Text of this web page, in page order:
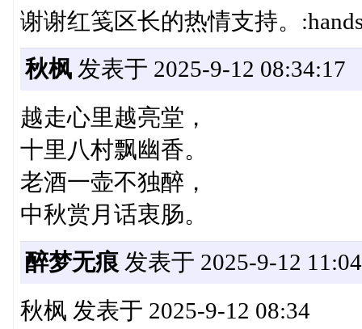
谢谢红笺区长的热情支持。
秋枫发表于 2025-9-12 08:34:17
越走心里越亮堂，
十里八村飘幽香。
老酒一壶不独醉，
中秋赏月话衷肠。
醉梦无痕发表于 2025-9-12
秋枫 发表于 2025-9-12 08:34